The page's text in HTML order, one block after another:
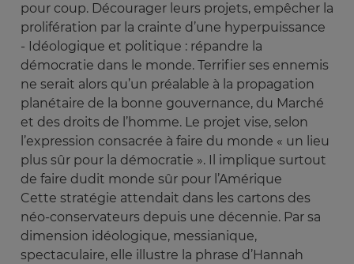
pour coup. Décourager leurs projets, empêcher la
prolifération par la crainte d’une hyperpuissance
- Idéologique et politique : répandre la
démocratie dans le monde. Terrifier ses ennemis
ne serait alors qu’un préalable à la propagation
planétaire de la bonne gouvernance, du Marché
et des droits de l’homme. Le projet vise, selon
l’expression consacrée à faire du monde « un lieu
plus sûr pour la démocratie ». Il implique surtout
de faire dudit monde sûr pour l’Amérique
Cette stratégie attendait dans les cartons des
néo-conservateurs depuis une décennie. Par sa
dimension idéologique, messianique,
spectaculaire, elle illustre la phrase d’Hannah